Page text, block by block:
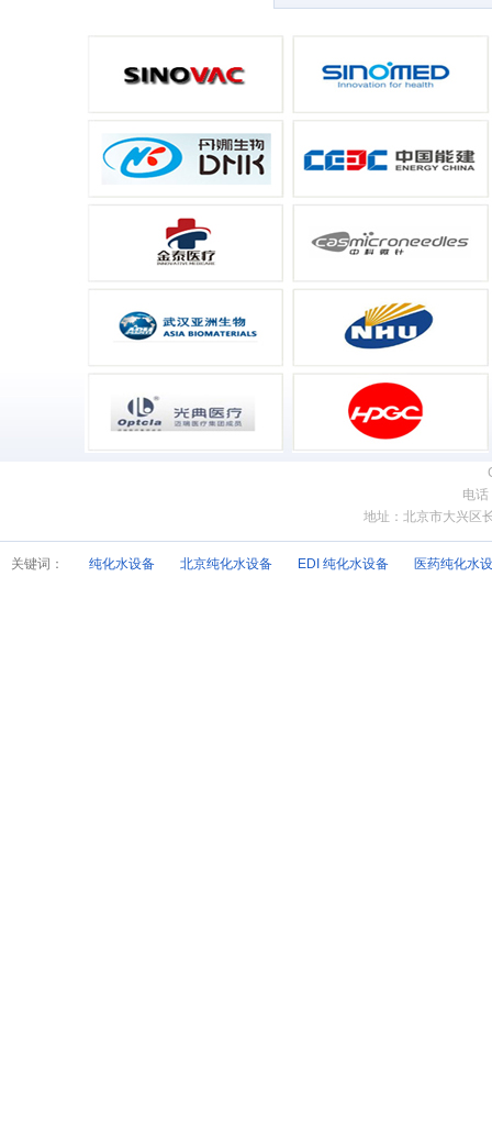
电
地址：北京市大兴区
关键词： 纯化水设备 北京纯化水设备 EDI 纯化水设备 医药纯化水